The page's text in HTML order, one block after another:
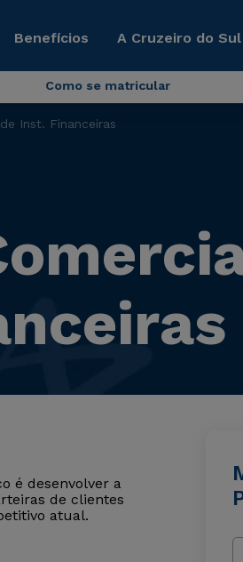
Benefícios A Cruzeiro do
Como se matricular
Inst. Financeiras
é desenvolver a
de clientes
atual.